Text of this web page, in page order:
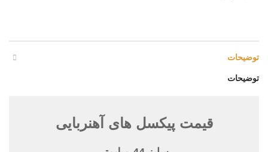
توضیحات
توضیحات
قیمت پیکسل های آهنربایی